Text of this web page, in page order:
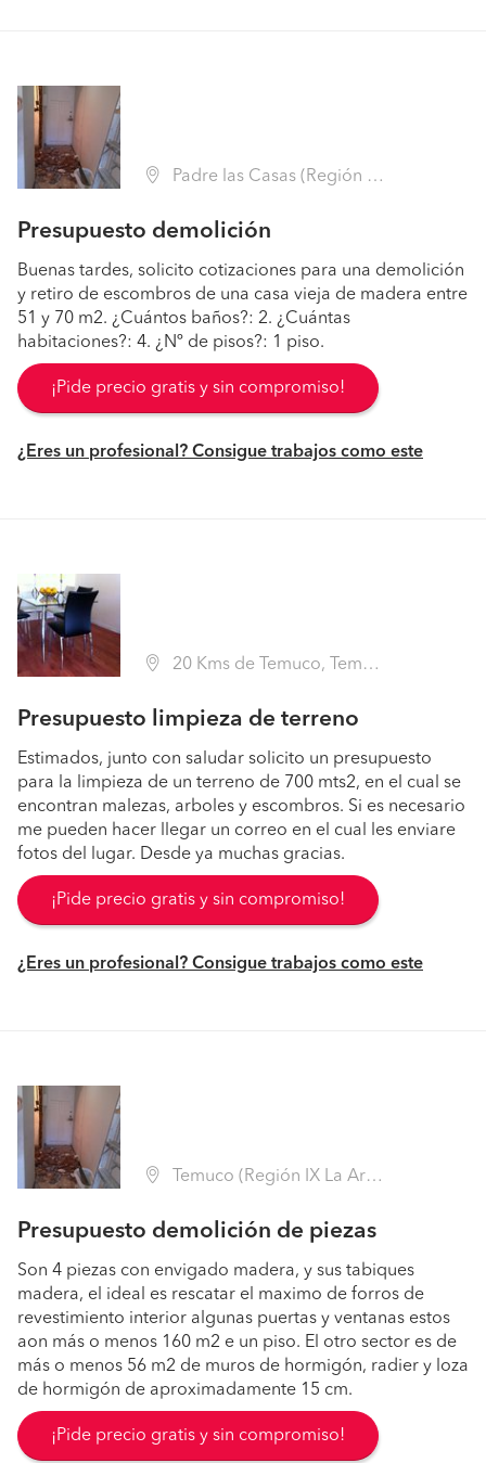
Padre las Casas (Región IX La Araucanía - Cautín)
Presupuesto demolición
Buenas tardes, solicito cotizaciones para una demolición
y retiro de escombros de una casa vieja de madera entre
51 y 70 m2. ¿Cuántos baños?: 2. ¿Cuántas
habitaciones?: 4. ¿Nº de pisos?: 1 piso.
¡Pide precio gratis y sin compromiso!
¿Eres un profesional? Consigue trabajos como este
20 Kms de Temuco, Temuco (Región IX La Araucanía - Cautín)
Presupuesto limpieza de terreno
Estimados, junto con saludar solicito un presupuesto
para la limpieza de un terreno de 700 mts2, en el cual se
encontran malezas, arboles y escombros. Si es necesario
me pueden hacer llegar un correo en el cual les enviare
fotos del lugar. Desde ya muchas gracias.
¡Pide precio gratis y sin compromiso!
¿Eres un profesional? Consigue trabajos como este
Temuco (Región IX La Araucanía - Cautín)
Presupuesto demolición de piezas
Son 4 piezas con envigado madera, y sus tabiques
madera, el ideal es rescatar el maximo de forros de
revestimiento interior algunas puertas y ventanas estos
aon más o menos 160 m2 e un piso. El otro sector es de
más o menos 56 m2 de muros de hormigón, radier y loza
de hormigón de aproximadamente 15 cm.
¡Pide precio gratis y sin compromiso!